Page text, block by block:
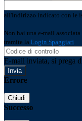
all'indirizzo indicato con le
Non hai una e-mail
tramite la Login Spaggiari
E-mail inviata, si prega
Errore
Chiudi
Successo